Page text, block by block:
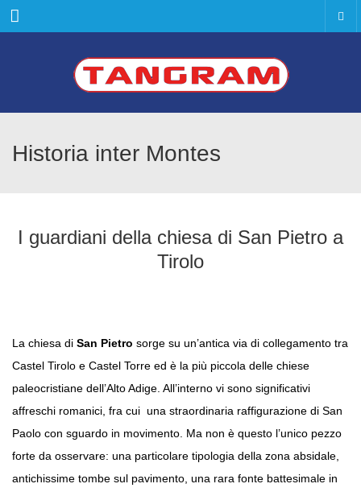
Menu
Historia inter Montes
I guardiani della chiesa di San Pietro a
Tirolo
La chiesa di San Pietro sorge su un’antica via di collegamento tra
Castel Tirolo e Castel Torre ed è la più piccola delle chiese
paleocristiane dell’Alto Adige. All’interno vi sono significativi
affreschi romanici, fra cui una straordinaria raffigurazione di San
Paolo con sguardo in movimento. Ma non è questo l’unico pezzo
forte da osservare: una particolare tipologia della zona absidale,
antichissime tombe sul pavimento, una rara fonte battesimale in